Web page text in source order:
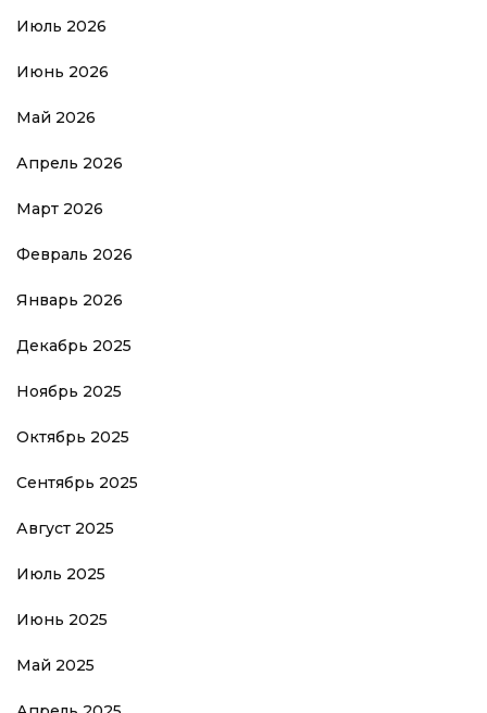
Июль 2026
Июнь 2026
Май 2026
Апрель 2026
Март 2026
Февраль 2026
Январь 2026
Декабрь 2025
Ноябрь 2025
Октябрь 2025
Сентябрь 2025
Август 2025
Июль 2025
Июнь 2025
Май 2025